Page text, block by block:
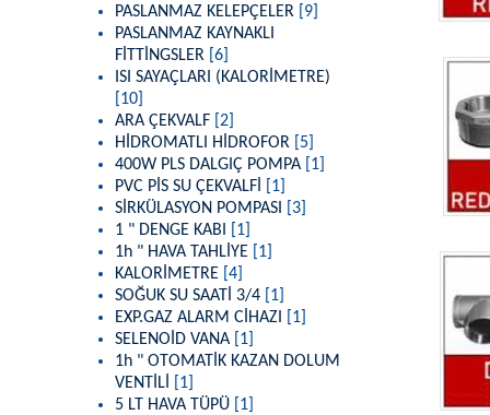
PASLANMAZ KELEPÇELER
[9]
PASLANMAZ KAYNAKLI
FİTTİNGSLER [6]
ISI SAYAÇLARI (KALORİMETRE)
[10]
ARA ÇEKVALF [2]
HİDROMATLI HİDROFOR
[5]
400W PLS DALGIÇ POMPA
[1]
PVC PİS SU ÇEKVALFİ
[1]
SİRKÜLASYON POMPASI
[3]
1 " DENGE KABI
[1]
1h " HAVA TAHLİYE
[1]
KALORİMETRE [4]
SOĞUK SU SAATİ 3/4
[1]
EXP.GAZ ALARM CİHAZI
[1]
SELENOİD VANA
[1]
1h " OTOMATİK KAZAN DOLUM
VENTİLİ
[1]
5 LT HAVA TÜPÜ
[1]